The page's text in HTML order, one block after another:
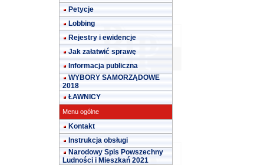
Petycje
Lobbing
Rejestry i ewidencje
Jak załatwić sprawę
Informacja publiczna
WYBORY SAMORZĄDOWE
2018
ŁAWNICY
Menu ogólne
Kontakt
Instrukcja obsługi
Narodowy Spis Powszechny
Ludności i Mieszkań 2021